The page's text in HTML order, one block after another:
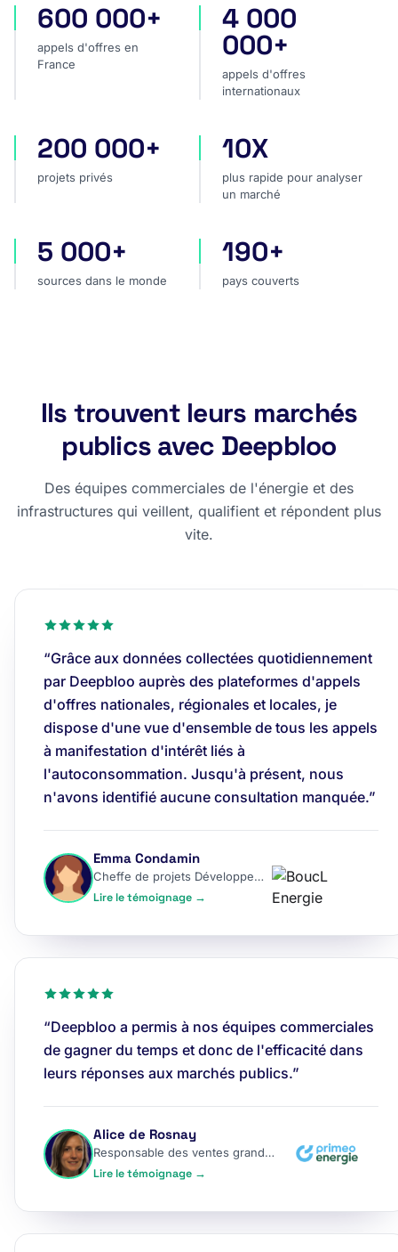
appels d'offres en France
600 000+
appels d'offres en
France
appels d'offres
4 000
000+
appels d'offres
internationaux
projets privés
200 000+
projets privés
plus rapide pour analyser
10X
plus rapide pour analyser
un marché
sources dans le monde
5 000+
sources dans le monde
pays couverts
190+
pays couverts
Ils trouvent leurs marchés
publics avec Deepbloo
Des équipes commerciales de l'énergie et des
infrastructures qui veillent, qualifient et répondent plus
vite.
“Grâce aux données collectées quotidiennement
par Deepbloo auprès des plateformes d'appels
d'offres nationales, régionales et locales, je
dispose d'une vue d'ensemble de tous les appels
à manifestation d'intérêt liés à
l'autoconsommation. Jusqu'à présent, nous
n'avons identifié aucune consultation manquée.”
Emma Condamin
Cheffe de projets Développement
Lire le témoignage →
“Deepbloo a permis à nos équipes commerciales
de gagner du temps et donc de l'efficacité dans
leurs réponses aux marchés publics.”
Alice de Rosnay
Responsable des ventes grands comptes
Lire le témoignage →